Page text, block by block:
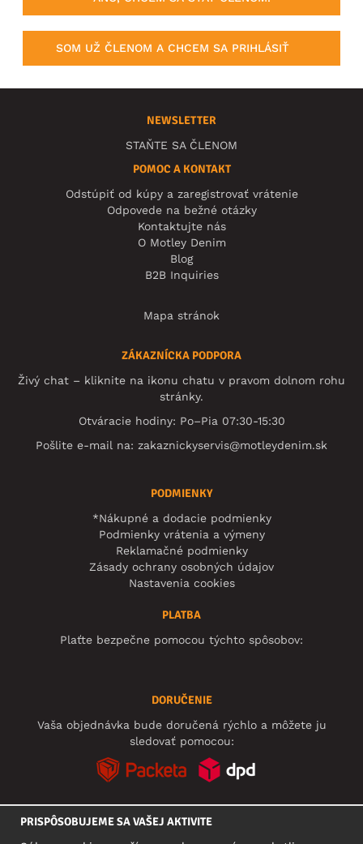
SOM UŽ ČLENOM A CHCEM SA PRIHLÁSIŤ
NEWSLETTER
STAŇTE SA ČLENOM
POMOC A KONTAKT
Odstúpiť od kúpy a zaregistrovať vrátenie
Odpovede na bežné otázky
Kontaktujte nás
O Motley Denim
Blog
B2B Inquiries
Mapa stránok
ZÁKAZNÍCKA PODPORA
Živý chat – kliknite na ikonu chatu v pravom dolnom rohu
stránky.
Otváracie hodiny: Po–Pia 07:30-15:30
Pošlite e-mail na: zakaznickyservis@motleydenim.sk
PODMIENKY
*Nákupné a dodacie podmienky
Podmienky vrátenia a výmeny
Reklamačné podmienky
Zásady ochrany osobných údajov
Nastavenia cookies
PLATBA
Plaťte bezpečne pomocou týchto spôsobov:
DORUČENIE
Vaša objednávka bude doručená rýchlo a môžete ju
sledovať pomocou:
PRISPÔSOBUJEME SA VAŠEJ AKTIVITE